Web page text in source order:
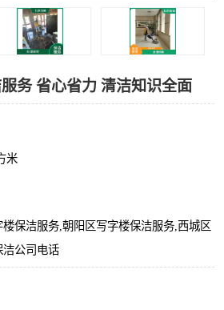
务 省心省力 清洁知识全面
米
保洁服务,朝阳区写字楼保洁服务,西城区
洁公司电话